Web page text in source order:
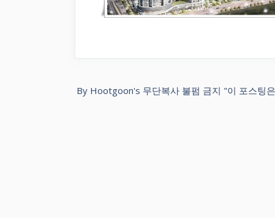
By Hootgoon's 무단복사 불펌 금지 "이 포스팅